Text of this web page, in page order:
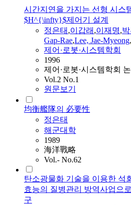
시간지연을 가지는 선형 시스
$H^{\infty}$제어기 설계
정은태 ,이갑래 ,이재명,
Gap-Rae,Lee, Jae-Myeong,
제어·로봇·시스템학회
1996
제어·로봇·시스템학회 논
Vol.2 No.1
원문보기
均衡艦隊의 必要性
정은태
해군대학
1989
海洋戰略
Vol.- No.62
탄소광물화 기술을 이용한 석
효능의 질병관리 방역사업으
구